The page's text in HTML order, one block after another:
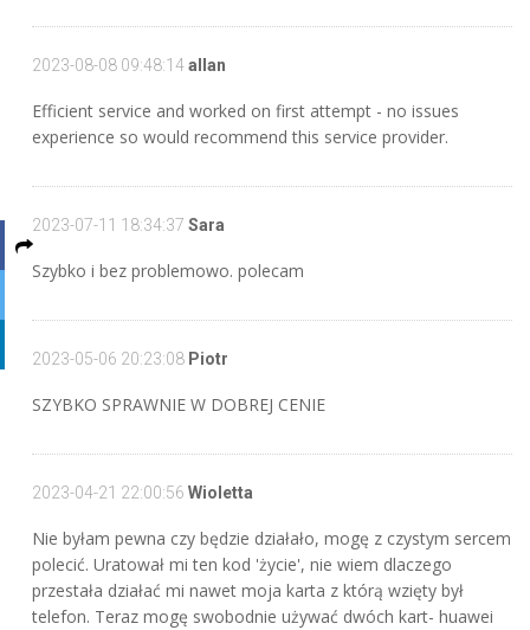
2023-08-08 09:48:14allan
Efficient service and worked on first attempt - no issues
experience so would recommend this service provider.
2023-07-11 18:34:37 Sara
Szybko i bez problemowo. polecam
2023-05-06 20:23:08 Piotr
SZYBKO SPRAWNIE W DOBREJ CENIE
2023-04-21 22:00:56 Wioletta
Nie byłam pewna czy będzie działało, mogę z czystym sercem
polecić. Uratował mi ten kod 'życie', nie wiem dlaczego
przestała działać mi nawet moja karta z którą wzięty był
telefon. Teraz mogę swobodnie używać dwóch kart- huawei